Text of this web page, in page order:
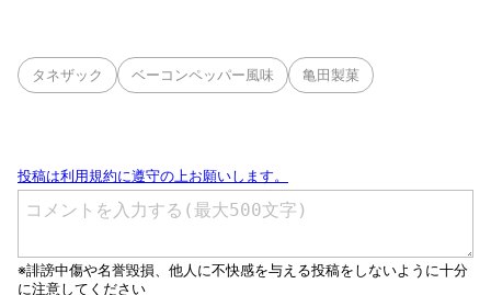
タネザック ベーコンペッパー風味 亀田製菓